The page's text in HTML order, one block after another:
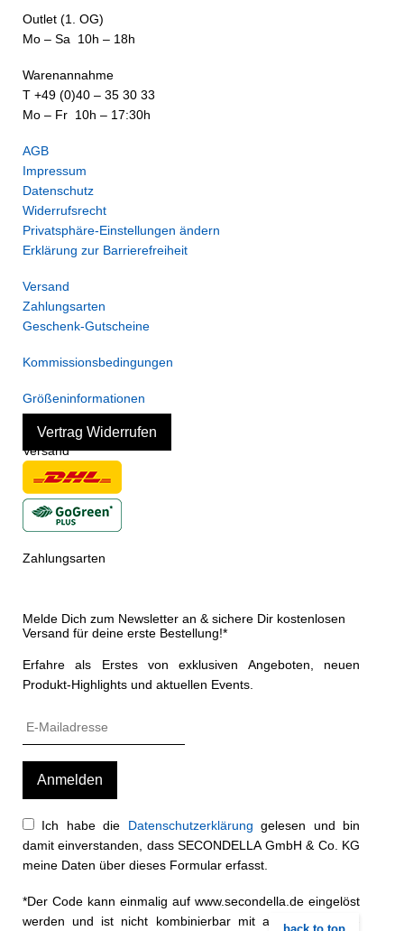
Outlet (1. OG)
Mo – Sa 10h – 18h
Warenannahme
T +49 (0)40 – 35 30 33
Mo – Fr 10h – 17:30h
AGB
Impressum
Datenschutz
Widerrufsrecht
Privatsphäre-Einstellungen ändern
Erklärung zur Barrierefreiheit
Versand
Zahlungsarten
Geschenk-Gutscheine
Kommissionsbedingungen
Größeninformationen
Vertrag Widerrufen
Versand
Zahlungsarten
Melde Dich zum Newsletter an & sichere Dir kostenlosen
Versand für deine erste Bestellung!*
Erfahre als Erstes von exklusiven Angeboten, neuen
Produkt-Highlights und aktuellen Events.
Ich habe die Datenschutzerklärung gelesen und bin
damit einverstanden, dass SECONDELLA GmbH & Co. KG
meine Daten über dieses Formular erfasst.
*Der Code kann einmalig auf www.secondella.de eingelöst
werden und ist nicht kombinierbar mit anderen Rabatt-